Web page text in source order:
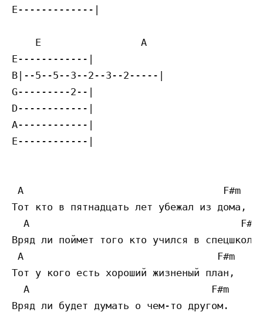
E-------------|
    E                 A
E------------|
B|--5--5--3--2--3--2-----|
G---------2--|
D------------|
A------------|
E------------|
A                                  F#m
Тот кто в пятнадцать лет убежал из дома,
  A                                    F#m
Вряд ли поймет того кто учился в
A                                 F#m
Тот у кого есть хороший жизненый план,
  A                               F#m
Вряд ли будет думать о чем-то другом.